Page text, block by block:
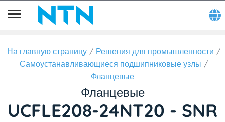
На главную страницу
Решения для промышленности
Самоустанавливающиеся подшипниковые узлы
Фланцевые
Фланцевые
UCFLE208-24NT20 - SNR